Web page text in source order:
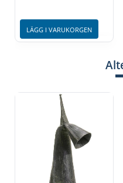
LÄGG I VARUKORGEN